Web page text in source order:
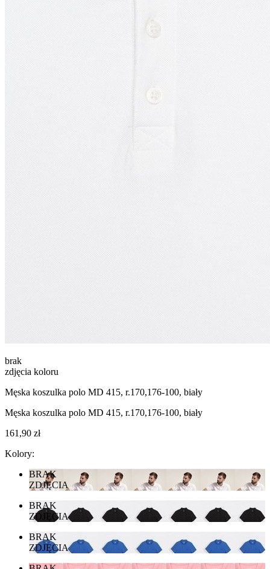
brak
zdjęcia koloru
Męska koszulka polo MD 415, r.170,176-100, biały
Męska koszulka polo MD 415, r.170,176-100, biały
161,90 zł
Kolory:
BRAK
ZDJĘCIA
BRAK
ZDJĘCIA
BRAK
ZDJĘCIA